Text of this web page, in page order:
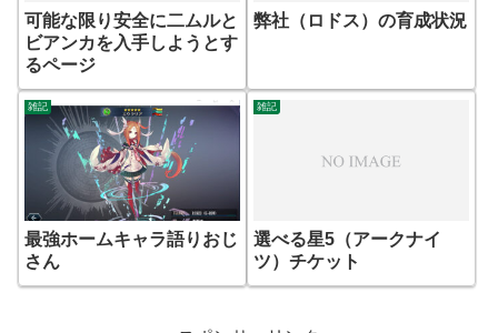
可能な限り安全に二ムルと
ビアンカを入手しようとす
るページ
弊社（ロドス）の育成状況
雑記
最強ホームキャラ語りおじ
さん
雑記
選べる星5（アークナイ
ツ）チケット